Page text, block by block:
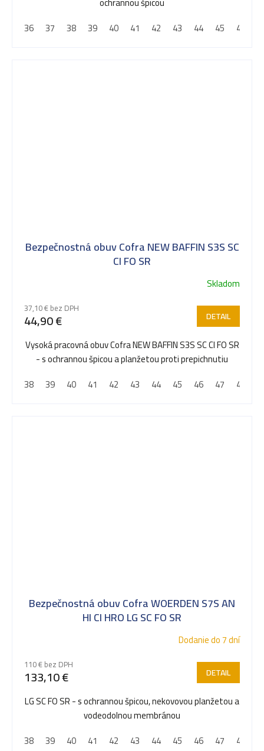
36
37 38 39 40 41 42 43 44 45 46
Bezpečnostná obuv Cofra NEW BAFFIN S3S SC
CI FO SR
Skladom
37,10 € bez DPH
44,90 € DETAIL
Vysoká pracovná obuv Cofra NEW BAFFIN S3S SC CI FO SR
- s ochrannou špicou a planžetou proti prepichnutiu
38
39 40 41 42 43 44 45 46 47 48
Bezpečnostná obuv Cofra WOERDEN S7S AN
HI CI HRO LG SC FO SR
Dodanie do 7 dní
110 € bez DPH
133,10 € DETAIL
LG SC FO SR - s ochrannou špicou, nekovovou planžetou a
vodeodolnou membránou
38
39 40 41 42 43 44 45 46 47 48